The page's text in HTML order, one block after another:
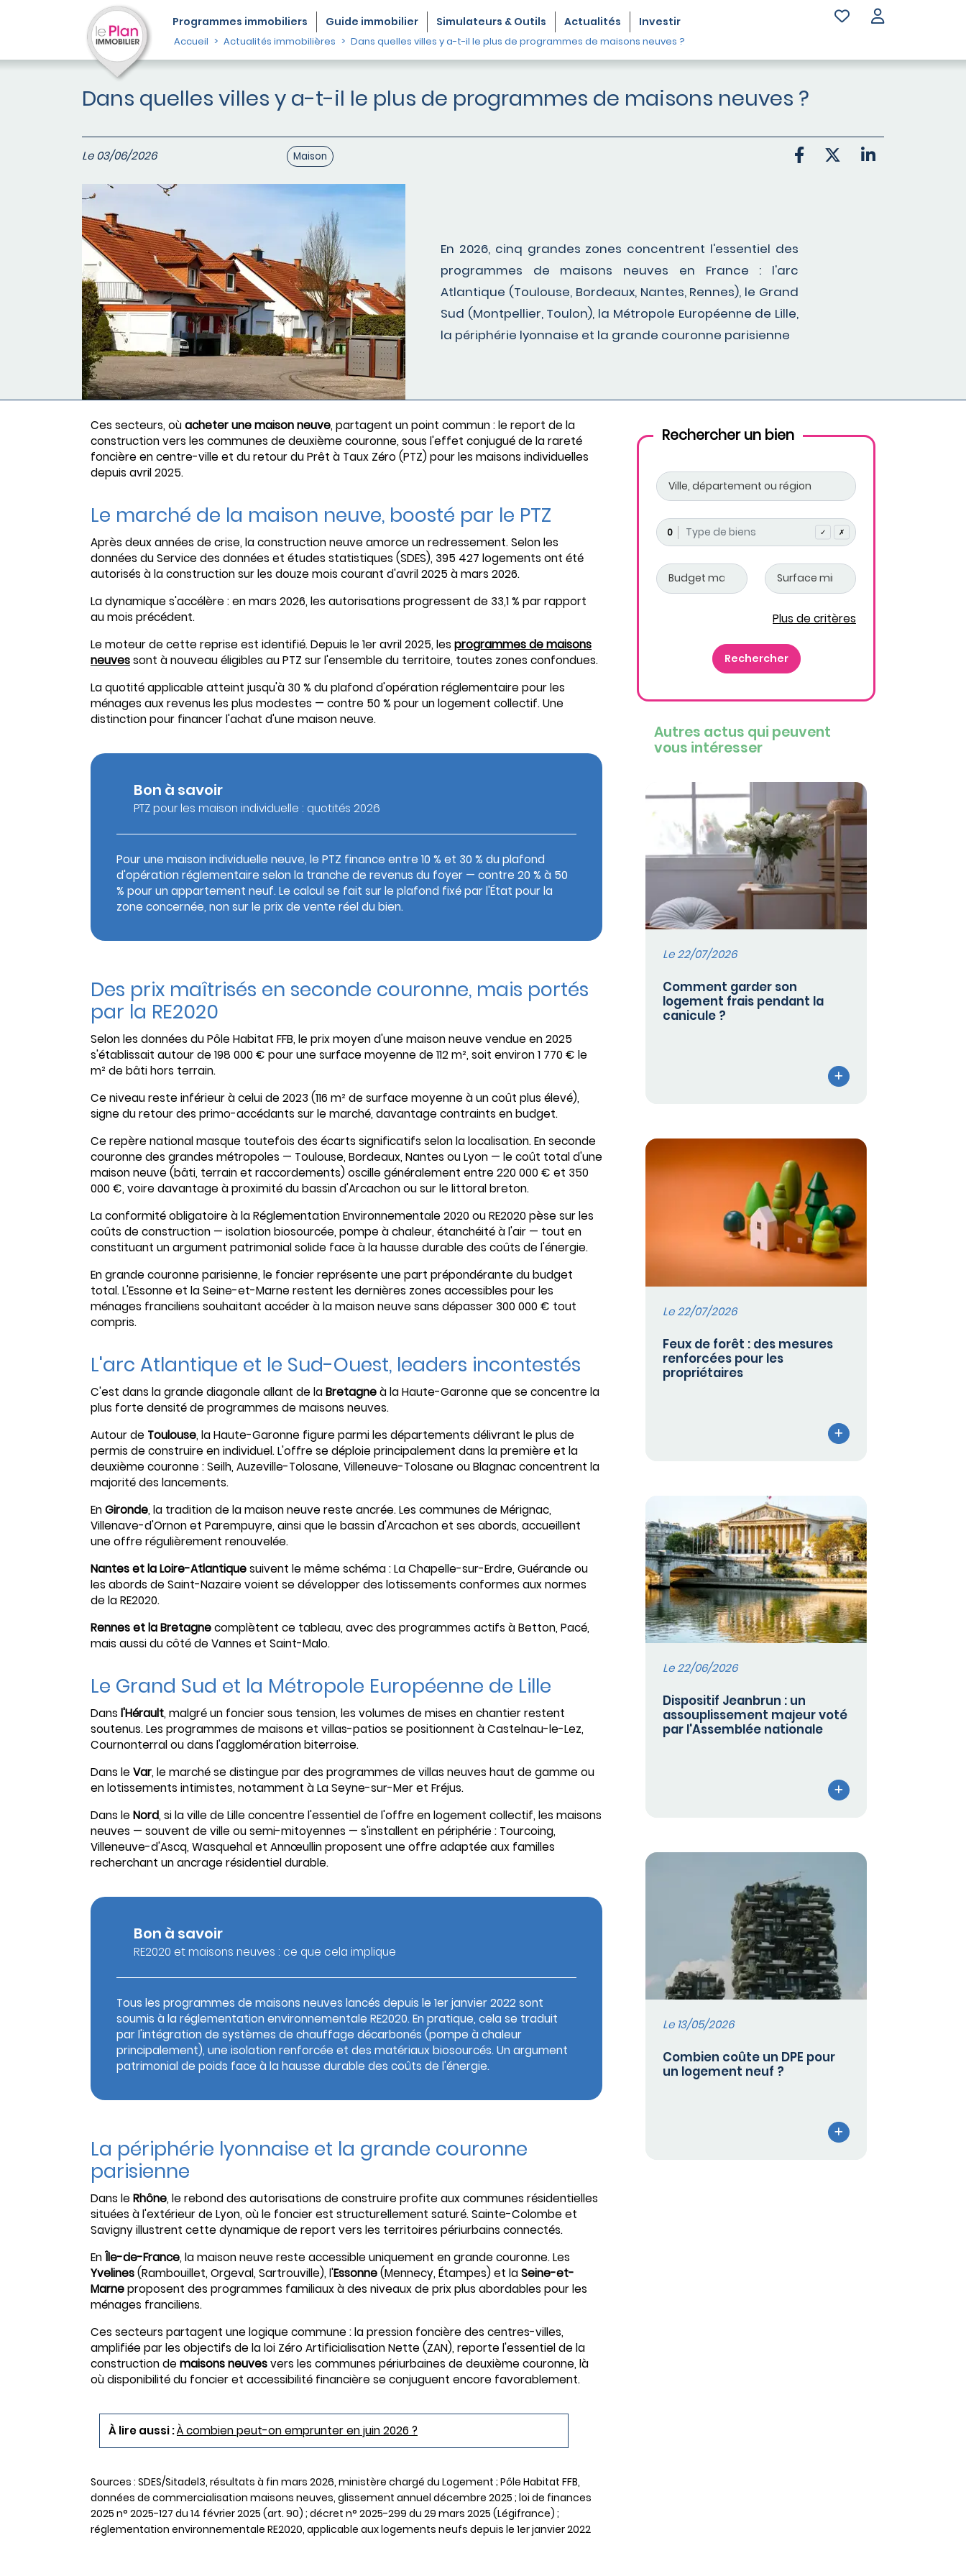
Programmes immobiliers Guide immobilier Simulateurs & Outils Actualités Investir
Accueil Actualités immobilières Dans quelles villes y a-t-il le plus de programmes de maisons neuves ?
Dans quelles villes y a-t-il le plus de programmes de maisons neuves ?
Le 03/06/2026 Maison
En 2026, cinq grandes zones concentrent l'essentiel des
programmes de maisons neuves en France : l'arc
Atlantique (Toulouse, Bordeaux, Nantes, Rennes), le Grand
Sud (Montpellier, Toulon), la Métropole Européenne de Lille,
la périphérie lyonnaise et la grande couronne parisienne
Ces secteurs, oùacheter une maison neuve, partagent un point commun : le report de la
construction vers les communes de deuxième couronne, sous l'effet conjugué de la rareté
foncière en centre-ville et du retour du Prêt à Taux Zéro (PTZ) pour les maisons individuelles
depuis avril 2025.
Le marché de la maison neuve, boosté par le PTZ
Après deux années de crise, la construction neuve amorce un redressement. Selon les
données du Service des données et études statistiques (SDES), 395 427 logements ont été
autorisés à la construction sur les douze mois courant d'avril 2025 à mars 2026.
La dynamique s'accélère : en mars 2026, les autorisations progressent de 33,1 % par rapport
au mois précédent.
Le moteur de cette reprise est identifié. Depuis le 1er avril 2025, les programmes de maisons
neuvessont à nouveau éligibles au PTZ sur l'ensemble du territoire, toutes zones confondues.
La quotité applicable atteint jusqu'à 30 % du plafond d'opération réglementaire pour les
ménages aux revenus les plus modestes — contre 50 % pour un logement collectif. Une
distinction pour financer l'achat d'une maison neuve.
Bon à savoir
PTZ pour les maison individuelle : quotités 2026
Pour une maison individuelle neuve, le PTZ finance entre 10 % et 30 % du plafond
d'opération réglementaire selon la tranche de revenus du foyer — contre 20 % à 50
% pour un appartement neuf. Le calcul se fait sur le plafond fixé par l'État pour la
zone concernée, non sur le prix de vente réel du bien.
Des prix maîtrisés en seconde couronne, mais portés
par la RE2020
Selon les données du Pôle Habitat FFB, le prix moyen d'une maison neuve vendue en 2025
s'établissait autour de 198 000 € pour une surface moyenne de 112 m², soit environ 1 770 € le
m² de bâti hors terrain.
Ce niveau reste inférieur à celui de 2023 (116 m² de surface moyenne à un coût plus élevé),
signe du retour des primo-accédants sur le marché, davantage contraints en budget.
Ce repère national masque toutefois des écarts significatifs selon la localisation. En seconde
couronne des grandes métropoles — Toulouse, Bordeaux, Nantes ou Lyon — le coût total d'une
maison neuve (bâti, terrain et raccordements) oscille généralement entre 220 000 € et 350
000 €, voire davantage à proximité du bassin d'Arcachon ou sur le littoral breton.
La conformité obligatoire à la Réglementation Environnementale 2020 ou RE2020 pèse sur les
coûts de construction — isolation biosourcée, pompe à chaleur, étanchéité à l'air — tout en
constituant un argument patrimonial solide face à la hausse durable des coûts de l'énergie.
En grande couronne parisienne, le foncier représente une part prépondérante du budget
total. L'Essonne et la Seine-et-Marne restent les dernières zones accessibles pour les
ménages franciliens souhaitant accéder à la maison neuve sans dépasser 300 000 € tout
compris.
L'arc Atlantique et le Sud-Ouest, leaders incontestés
C'est dans la grande diagonale allant de laBretagneà la Haute-Garonne que se concentre la
plus forte densité de programmes de maisons neuves.
Autour de Toulouse, la Haute-Garonne figure parmi les départements délivrant le plus de
permis de construire en individuel. L'offre se déploie principalement dans la première et la
deuxième couronne : Seilh, Auzeville-Tolosane, Villeneuve-Tolosane ou Blagnac concentrent la
majorité des lancements.
EnGironde, la tradition de la maison neuve reste ancrée. Les communes de Mérignac,
Villenave-d'Ornon et Parempuyre, ainsi que le bassin d'Arcachon et ses abords, accueillent
une offre régulièrement renouvelée.
Nantes et la Loire-Atlantiquesuivent le même schéma : La Chapelle-sur-Erdre, Guérande ou
les abords de Saint-Nazaire voient se développer des lotissements conformes aux normes
de la RE2020.
Rennes et la Bretagnecomplètent ce tableau, avec des programmes actifs à Betton, Pacé,
mais aussi du côté de Vannes et Saint-Malo.
Le Grand Sud et la Métropole Européenne de Lille
Dans l'Hérault, malgré un foncier sous tension, les volumes de mises en chantier restent
soutenus. Les programmes de maisons et villas-patios se positionnent à Castelnau-le-Lez,
Cournonterral ou dans l'agglomération biterroise.
Dans le Var, le marché se distingue par des programmes de villas neuves haut de gamme ou
en lotissements intimistes, notamment à La Seyne-sur-Mer et Fréjus.
Dans le Nord, si la ville de Lille concentre l'essentiel de l'offre en logement collectif, les maisons
neuves — souvent de ville ou semi-mitoyennes — s'installent en périphérie : Tourcoing,
Villeneuve-d'Ascq, Wasquehal et Annœullin proposent une offre adaptée aux familles
recherchant un ancrage résidentiel durable.
Bon à savoir
RE2020 et maisons neuves : ce que cela implique
Tous les programmes de maisons neuves lancés depuis le 1er janvier 2022 sont
soumis à la réglementation environnementale RE2020. En pratique, cela se traduit
par l'intégration de systèmes de chauffage décarbonés (pompe à chaleur
principalement), une isolation renforcée et des matériaux biosourcés. Un argument
patrimonial de poids face à la hausse durable des coûts de l'énergie.
La périphérie lyonnaise et la grande couronne
parisienne
Dans le Rhône, le rebond des autorisations de construire profite aux communes résidentielles
situées à l'extérieur de Lyon, où le foncier est structurellement saturé. Sainte-Colombe et
Savigny illustrent cette dynamique de report vers les territoires périurbains connectés.
EnÎle-de-France, la maison neuve reste accessible uniquement en grande couronne. Les
Yvelines(Rambouillet, Orgeval, Sartrouville), l'Essonne(Mennecy, Étampes) et laSeine-et-
Marneproposent des programmes familiaux à des niveaux de prix plus abordables pour les
ménages franciliens.
Ces secteurs partagent une logique commune : la pression foncière des centres-villes,
amplifiée par les objectifs de la loi Zéro Artificialisation Nette (ZAN), reporte l'essentiel de la
construction de maisons neuvesvers les communes périurbaines de deuxième couronne, là
où disponibilité du foncier et accessibilité financière se conjuguent encore favorablement.
À lire aussi :À combien peut-on emprunter en juin 2026 ?
Sources : SDES/Sitadel3, résultats à fin mars 2026, ministère chargé du Logement ; Pôle Habitat FFB,
données de commercialisation maisons neuves, glissement annuel décembre 2025 ; loi de finances
2025 n° 2025-127 du 14 février 2025 (art. 90) ; décret n° 2025-299 du 29 mars 2025 (Légifrance) ;
réglementation environnementale RE2020, applicable aux logements neufs depuis le 1er janvier 2022
Rechercher un bien
0 ✓ ✗
Plus de critères
Autres actus qui peuvent
vous intéresser
Le 22/07/2026
Comment garder son
logement frais pendant la
canicule ?
Le 22/07/2026
Feux de forêt : des mesures
renforcées pour les
propriétaires
Le 22/06/2026
Dispositif Jeanbrun : un
assouplissement majeur voté
par l'Assemblée nationale
Le 13/05/2026
Combien coûte un DPE pour
un logement neuf ?